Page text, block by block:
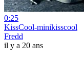
0:25
KissCool-minikisscool
Fredd
il y a 20 ans